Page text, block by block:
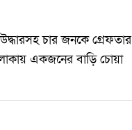
চার জনকে গ্রেফতার
একজনের বাড়ি চোয়া